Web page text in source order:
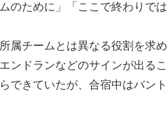
のために」「ここで終わりでは
属チームとは異なる役割を求め
ンドランなどのサインが出るこ
できていたが、合宿中はバント